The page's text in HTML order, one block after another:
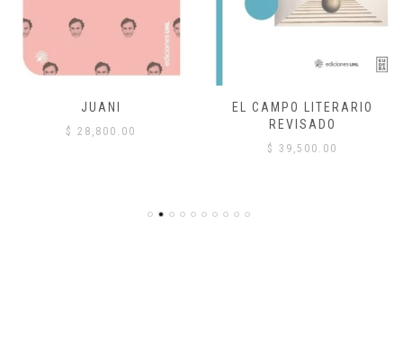
JUANI
$ 28,800.00
EL CAMPO LITERARIO
REVISADO
$ 39,500.00